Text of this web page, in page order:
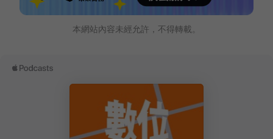
本網站內容未經允許，不得轉載。